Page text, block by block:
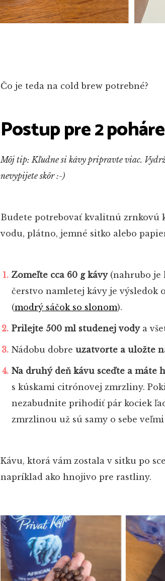
Čo je teda na cold brew potrebné?
Postup pre 2
Môj tip: Kľudne si kávy pripravte viac.
nevypijete skôr :-)
Budete potrebovať kvalitnú zrnkovú
vodu, plátno, jemné sitko alebo
Zomeľte cca 60 g kávy(nahrubo je
čerstvo namletej kávy je výsledok
(modrý sáčok so slonom).
Prilejte 500 ml studenej vodya
Nádobu dobre uzatvorte a uložte
Na druhý deň kávu sceďte a máte
s kúskami citrónovej zmrzliny.
nezabudnite prihodiť pár kociek
zmrzlinou už sú samy o sebe
Kávu, ktorá vám zostala v sitku po
napríklad ako hnojivo pre rastliny.